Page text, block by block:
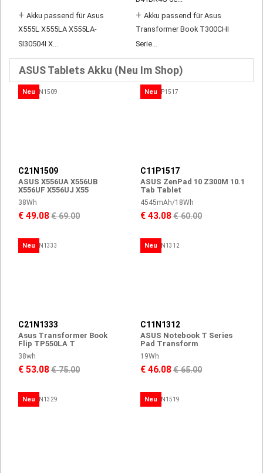
+ Akku passend für Asus
X555L X555LA X555LA-
SI30504I X...
+ Akku passend für Asus
Transformer Book T300CHI
Serie...
ASUS Tablets Akku (Neu Im Shop)
Neu
C21N1509
ASUS X556UA X556UB
X556UF X556UJ X55
38Wh
€ 49.08€ 69.00
Neu
C11P1517
ASUS ZenPad 10 Z300M 10.1
Tab Tablet
4545mAh/18Wh
€ 43.08€ 60.00
Neu
C21N1333
Asus Transformer Book
Flip TP550LA T
38wh
€ 53.08€ 75.00
Neu
C11N1312
ASUS Notebook T Series
Pad Transform
19Wh
€ 46.08€ 65.00
Neu Neu